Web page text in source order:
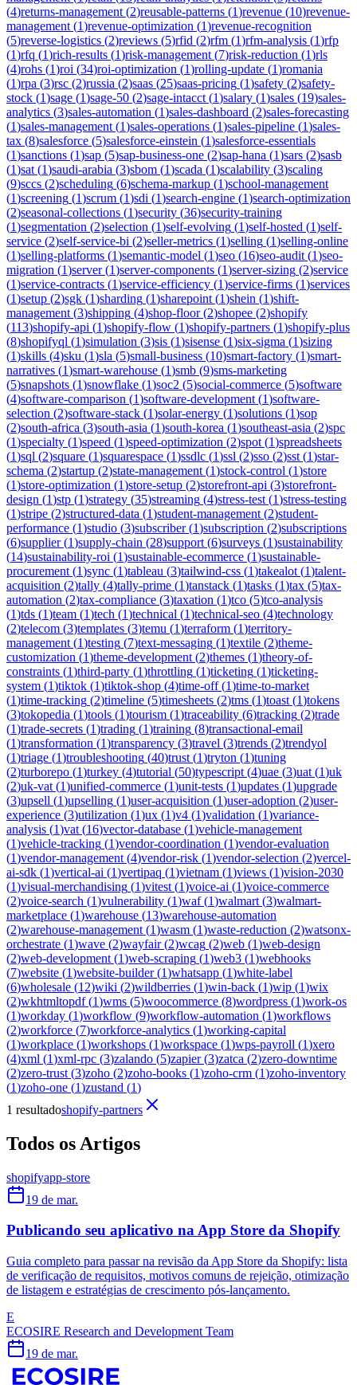
(4)returns-management (2)reusable-patterns (1)revenue (10)revenue-
management (1)revenue-optimization (1)revenue-recognition
(5)reverse-logistics (2)reviews (5)rfid (2)rfm (1)rfm-analysis (1)rfp
(1)rfq (1)rich-results (1)risk-management (7)risk-reduction (1)rls
(4)rohs (1)roi (34)roi-optimization (1)rolling-update (1)romania
(1)rpa (3)rsc (2)russia (2)saas (25)saas-pricing (1)safety (2)safety-
stock (1)sage (1)sage-50 (2)sage-intacct (1)salary (1)sales (19)sales-
analytics (3)sales-automation (1)sales-dashboard (2)sales-forecasting
(1)sales-management (1)sales-operations (1)sales-pipeline (1)sales-
tax (8)salesforce (5)salesforce-einstein (1)salesforce-essentials
(1)sanctions (1)sap (5)sap-business-one (2)sap-hana (1)sars (2)sasb
(1)sat (1)saudi-arabia (3)sbom (1)scada (1)scalability (3)scaling
(9)sccs (2)scheduling (6)schema-markup (1)school-management
(1)screening (1)scrum (1)sdi (1)search-engine (1)search-optimization
(2)seasonal-collections (1)security (36)security-training
(1)segmentation (2)selection (1)self-evolving (1)self-hosted (1)self-
service (2)self-service-bi (2)seller-metrics (1)selling (1)selling-online
(1)selling-platforms (1)semantic-model (1)seo (16)seo-audit (1)seo-
migration (1)server(1)server-components (1)server-sizing (2)service
(1)service-contracts (1)service-efficiency (1)service-firms (1)services
(1)setup (2)sgk (1)sharding (1)sharepoint (1)shein (1)shift-
management (3)shipping (4)shop-floor(2)shopee (2)shopify
(113)shopify-api (1)shopify-flow (1)shopify-partners (1)shopify-plus
(8)shopifyql (1)simulation (3)sis (1)sisense (1)six-sigma (1)sizing
(1)skills (4)sku (1)sla (5)small-business (10)smart-factory (1)smart-
narratives (1)smart-warehouse (1)smb (9)sms-marketing
(5)snapshots (1)snowflake (1)soc2 (5)social-commerce (5)software
(4)software-comparison (1)software-development (1)software-
selection (2)software-stack (1)solar-energy (1)solutions (1)sop
(2)south-africa (3)south-asia (1)south-korea (1)southeast-asia (2)spc
(1)specialty (1)speed (1)speed-optimization (2)spot (1)spreadsheets
(1)sql (2)square (1)squarespace (1)ssdlc (1)ssl (2)sso (2)sst (1)star-
schema (2)startup (2)state-management (1)stock-control (1)store
(1)store-optimization (1)store-setup (2)storefront-api (3)storefront-
design (1)stp (1)strategy (35)streaming (4)stress-test (1)stress-testing
(1)stripe (2)structured-data (1)student-management (2)student-
performance (1)studio (3)subscriber(1)subscription (2)subscriptions
(6)supplier(1)supply-chain (28)support (6)surveys (1)sustainability
(14)sustainability-roi (1)sustainable-ecommerce (1)sustainable-
procurement (1)sync (1)tableau (3)tailwind-css (1)takealot (1)talent-
acquisition (2)tally (4)tally-prime (1)tanstack (1)tasks (1)tax (5)tax-
automation (2)tax-compliance (3)taxation (1)tco (5)tco-analysis
(1)tds (1)team (1)tech (1)technical (1)technical-seo (4)technology
(2)telecom (3)templates (3)temu (1)terraform (1)territory-
management (1)testing (7)text-messaging (1)textile (2)theme-
customization (1)theme-development (2)themes (1)theory-of-
constraints (1)third-party (1)throttling (1)ticketing (1)ticketing-
system (1)tiktok (1)tiktok-shop (4)time-off(1)time-to-market
(1)time-tracking (2)timeline (5)timesheets (2)tms (1)toast (1)tokens
(3)tokopedia (1)tools (1)tourism (1)traceability (6)tracking (2)trade
(1)trade-secrets (1)trading (1)training (8)transactional-email
(1)transformation (1)transparency (3)travel (3)trends (2)trendyol
(1)triage (1)troubleshooting (40)trust (1)tryton (1)tuning
(2)turborepo (1)turkey (4)tutorial (50)typescript (4)uae (3)uat (1)uk
(2)uk-vat (1)unified-commerce (1)unit-tests (1)updates (1)upgrade
(3)upsell (1)upselling (1)user-acquisition (1)user-adoption (2)user-
experience (3)utilization (1)ux (1)v4 (1)validation (1)variance-
analysis (1)vat (16)vector-database (1)vehicle-management
(1)vehicle-tracking (1)vendor-coordination (1)vendor-evaluation
(1)vendor-management (4)vendor-risk (1)vendor-selection (2)vercel-
ai-sdk (1)vertical-ai (1)vertipaq (1)vietnam (1)views (1)vision-2030
(1)visual-merchandising (1)vitest (1)voice-ai (1)voice-commerce
(2)voice-search (1)vulnerability (1)waf(1)walmart (3)walmart-
marketplace (1)warehouse (13)warehouse-automation
(2)warehouse-management (1)wasm (1)waste-reduction (2)watsonx-
orchestrate (1)wave (2)wayfair(2)wcag (2)web (1)web-design
(2)web-development (1)web-scraping (1)web3 (1)webhooks
(7)website (1)website-builder(1)whatsapp (1)white-label
(6)wholesale (12)wiki (2)wildberries (1)win-back (1)wip (1)wix
(2)wkhtmltopdf(1)wms (5)woocommerce (8)wordpress (1)work-os
(1)workday (1)workflow (9)workflow-automation (1)workflows
(2)workforce (7)workforce-analytics (1)working-capital
(1)workplace (1)workshops (1)workspace (1)wps-payroll (1)xero
(4)xml (1)xml-rpc (3)zalando (5)zapier(3)zatca (2)zero-downtime
(2)zero-trust (3)zoho (2)zoho-books (1)zoho-crm (1)zoho-inventory
(1)zoho-one (1)zustand (1)
1 resultadoshopify-partners
Todos os Artigos
shopifyapp-store
19 de mar.
Publicando seu aplicativo na App Store da Shopify
Guia completo para passar na revisão da App Store da Shopify: lista
de verificação de requisitos, motivos comuns de rejeição, otimização
de listagem e estratégias de crescimento pós-lançamento.
E
ECOSIRE Research and Development Team
19 de mar.